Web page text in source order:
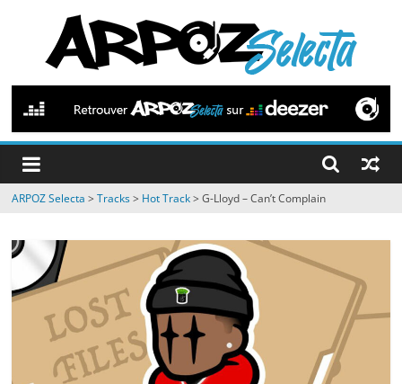
contenu
ARPOZ
Selecta
by
ARPOZ
BENNO
ARPOZ Selecta >Tracks> Hot Track>G-Lloyd – Can’t Complain